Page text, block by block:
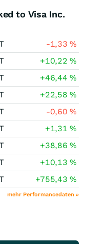
to Visa Inc.
-1,33%
+10,22%
+46,44%
+22,58%
-0,60%
+1,31%
+38,86%
+10,13%
+755,43%
mehr Performancedaten »